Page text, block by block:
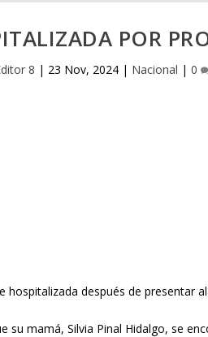
POR
8 | 23 Nov, 2024| Nacional | 0
después de presentar
mamá, Silvia Pinal Hidalgo, se